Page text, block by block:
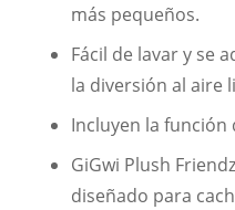
más pequeños.
Fácil de lavar y se
la diversión al aire
Incluyen la
GiGwi Plush
diseñado para